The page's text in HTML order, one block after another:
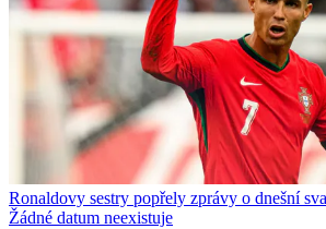
Ronaldovy sestry popřely zprávy o dnešní
Žádné datum neexistuje